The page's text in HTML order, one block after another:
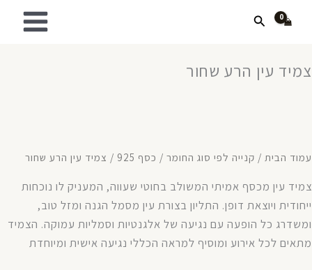
לתוכן
חיפוש
צמיד עין הרע שחור
עמוד הבית / קנייה לפי סוג החומר / כסף 925 / צמיד עין הרע שחור
צמיד עין מכסף אמיתי המשולב בחוטי שעווה, המעניק לו נוכחות
ייחודית ויוצאת דופן. התליון בצורת עין מסמל הגנה ומזל טוב,
ומשדרג כל הופעה עם נגיעה של אלגנטיות וסמליות עמוקה. הצמיד
מתאים לכל אירוע ומוסיף למראה הכללי נגיעה אישית ומיוחדת